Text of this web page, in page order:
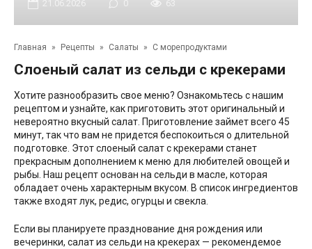
21.06.2026
0 63
Главная » Рецепты » Салаты » С морепродуктами
Слоеный салат из сельди с крекерами
Хотите разнообразить свое меню? Ознакомьтесь с нашим
рецептом и узнайте, как приготовить этот оригинальный и
невероятно вкусный салат. Приготовление займет всего 45
минут, так что вам не придется беспокоиться о длительной
подготовке. Этот слоеный салат с крекерами станет
прекрасным дополнением к меню для любителей овощей и
рыбы. Наш рецепт основан на сельди в масле, которая
обладает очень характерным вкусом. В список ингредиентов
также входят лук, редис, огурцы и свекла.
Если вы планируете празднование дня рождения или
вечеринки, салат из сельди на крекерах — рекомендемое